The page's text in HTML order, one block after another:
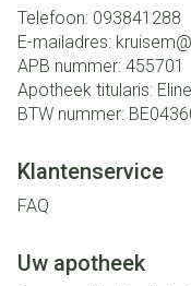
Telefoon: 093841288
E-mailadres: kruisem@
APB nummer: 455701
Apotheek titularis:
BTW nummer:
Klantenservice
FAQ
Uw apotheek